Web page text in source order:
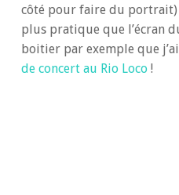
côté pour faire du
plus pratique que l’écran du
boitier par exemple que
de concert au Rio Loco !